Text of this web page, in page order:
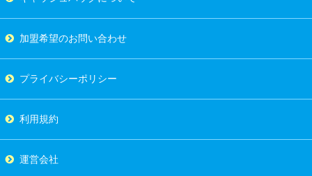
加盟希望のお問い合わせ
プライバシーポリシー
利用規約
運営会社